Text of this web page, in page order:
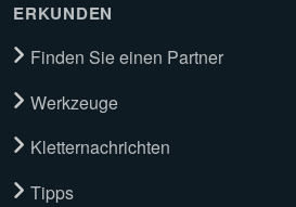
ERKUNDEN
Finden Sie einen Partner
Werkzeuge
Kletternachrichten
Tipps